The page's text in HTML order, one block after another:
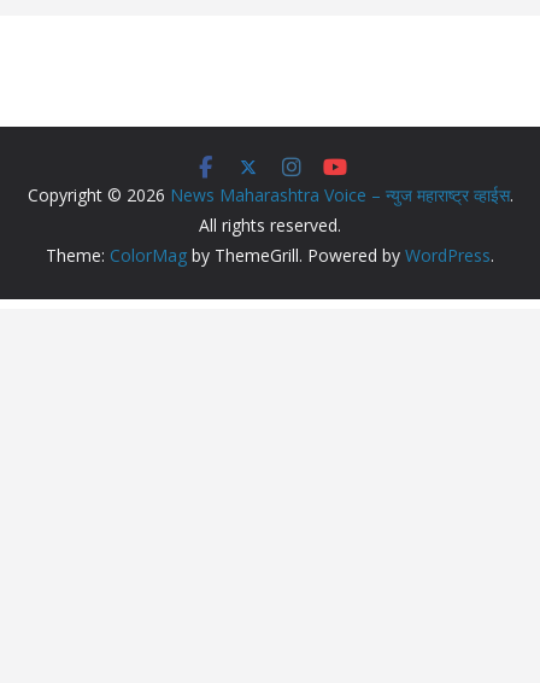
Copyright © 2026 News Maharashtra Voice – न्युज महाराष्ट्र व्हाईस.
All rights reserved.
Theme: ColorMag by ThemeGrill. Powered by WordPress.